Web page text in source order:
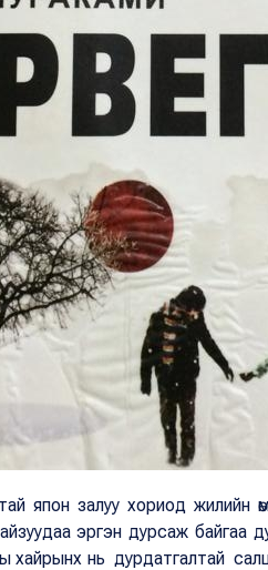
япон залуу хориод жилийн
эргэн дурсаж байгаа
хайрынх нь дурдатгалтай